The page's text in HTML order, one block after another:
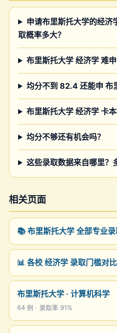
申请布里斯托大学的经济
取概率多大？
布里斯托大学 经济学 难
均分不到 82.4 还能申 布
布里斯托大学 经济学 卡
均分不够还有机会吗？
这些录取数据来自哪里？
相关页面
📚 布里斯托大学 全部专业录
📊 各校 经济学 录取门槛对比
布里斯托大学 · 计算机科学
64 例 · 录取率 91%